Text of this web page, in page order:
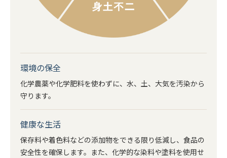
環境の保全
化学農薬や化学肥料を使わずに、水、土、大気を汚染から
守ります。
健康な生活
保存料や着色料などの添加物をできる限り低減し、食品の
安全性を確保します。また、化学的な染料や塗料を使用せ